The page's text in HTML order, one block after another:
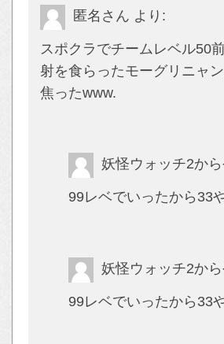
匿名さん より:
スポクラでチームレベル50
射を食らったモーグリニャ
焦ったwww.
妖怪ウォッチ2か
99レベでいったから33
妖怪ウォッチ2か
99レベでいったから33